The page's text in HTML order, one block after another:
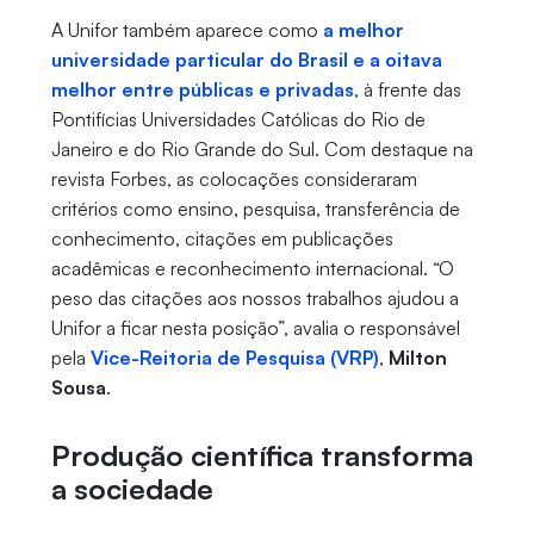
A Unifor também aparece como a melhor
universidade particular do Brasil e a oitava
melhor entre públicas e privadas, à frente das
Pontifícias Universidades Católicas do Rio de
Janeiro e do Rio Grande do Sul. Com destaque na
revista Forbes, as colocações consideraram
critérios como ensino, pesquisa, transferência de
conhecimento, citações em publicações
acadêmicas e reconhecimento internacional. “O
peso das citações aos nossos trabalhos ajudou a
Unifor a ficar nesta posição”, avalia o responsável
pela Vice-Reitoria de Pesquisa (VRP), Milton
Sousa.
Produção científica transforma
a sociedade